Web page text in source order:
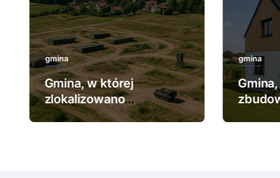
gmina
Gmina, w której
zlokalizowano
największy poligon
gmina
dom